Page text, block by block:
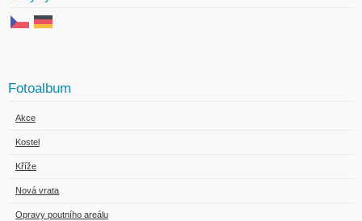
Fotoalbum
Akce
Kostel
Kříže
Nová vrata
Opravy poutního areálu